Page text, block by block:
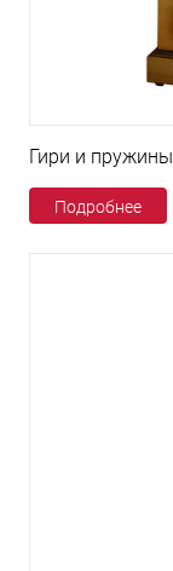
Гири и пружины
Подробнее